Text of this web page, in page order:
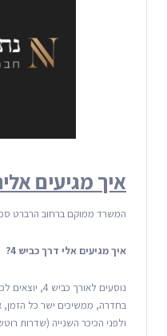
איך מגיעים
המשרד ממוקם ברחוב הרברט סמואל 66,
איך מגיעים אלי דרך כביש 4?
נוסעים לאורך
בחדרה, ממשיכים ישר כל הזמן,
ולפני הכיכר השנייה (שדרות